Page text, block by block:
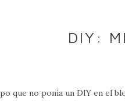
DIY:
que no ponía un DIY en el